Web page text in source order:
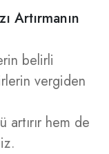
Artırmanın
belirli
vergiden
artırır hem de